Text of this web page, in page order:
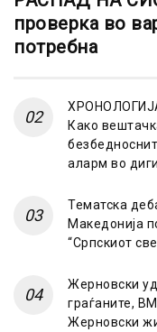
проверка во
потребна
Како
аларм во
Тематска
Македонија
“Српскиот
Жерновски
граѓаните,
Жерновски